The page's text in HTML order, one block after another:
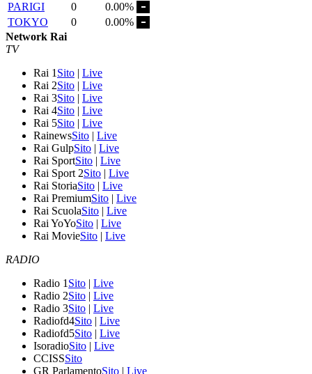
PARIGI
0
0.00%
TOKYO
0
0.00%
Network Rai
TV
Rai 1 Sito | Live
Rai 2Sito | Live
Rai 3Sito | Live
Rai 4Sito | Live
Rai 5Sito | Live
RainewsSito | Live
Rai GulpSito | Live
Rai SportSito | Live
Rai Sport 2Sito | Live
Rai StoriaSito | Live
Rai PremiumSito | Live
Rai ScuolaSito | Live
Rai YoYoSito | Live
Rai MovieSito | Live
RADIO
Radio 1 Sito | Live
Radio 2Sito | Live
Radio 3Sito | Live
Radiofd4Sito | Live
Radiofd5Sito | Live
IsoradioSito | Live
CCISSSito
GR ParlamentoSito | Live